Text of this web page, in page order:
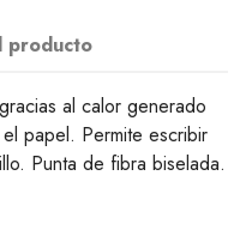
producto
al calor generado
papel. Permite escribir
Punta de fibra biselada.